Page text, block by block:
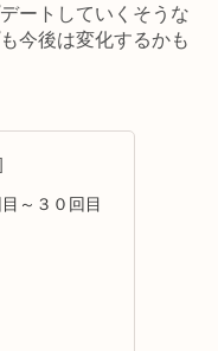
ートしていくそうな
今後は変化するかも
～３０回目